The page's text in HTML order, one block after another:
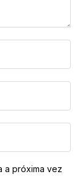
a próxima vez